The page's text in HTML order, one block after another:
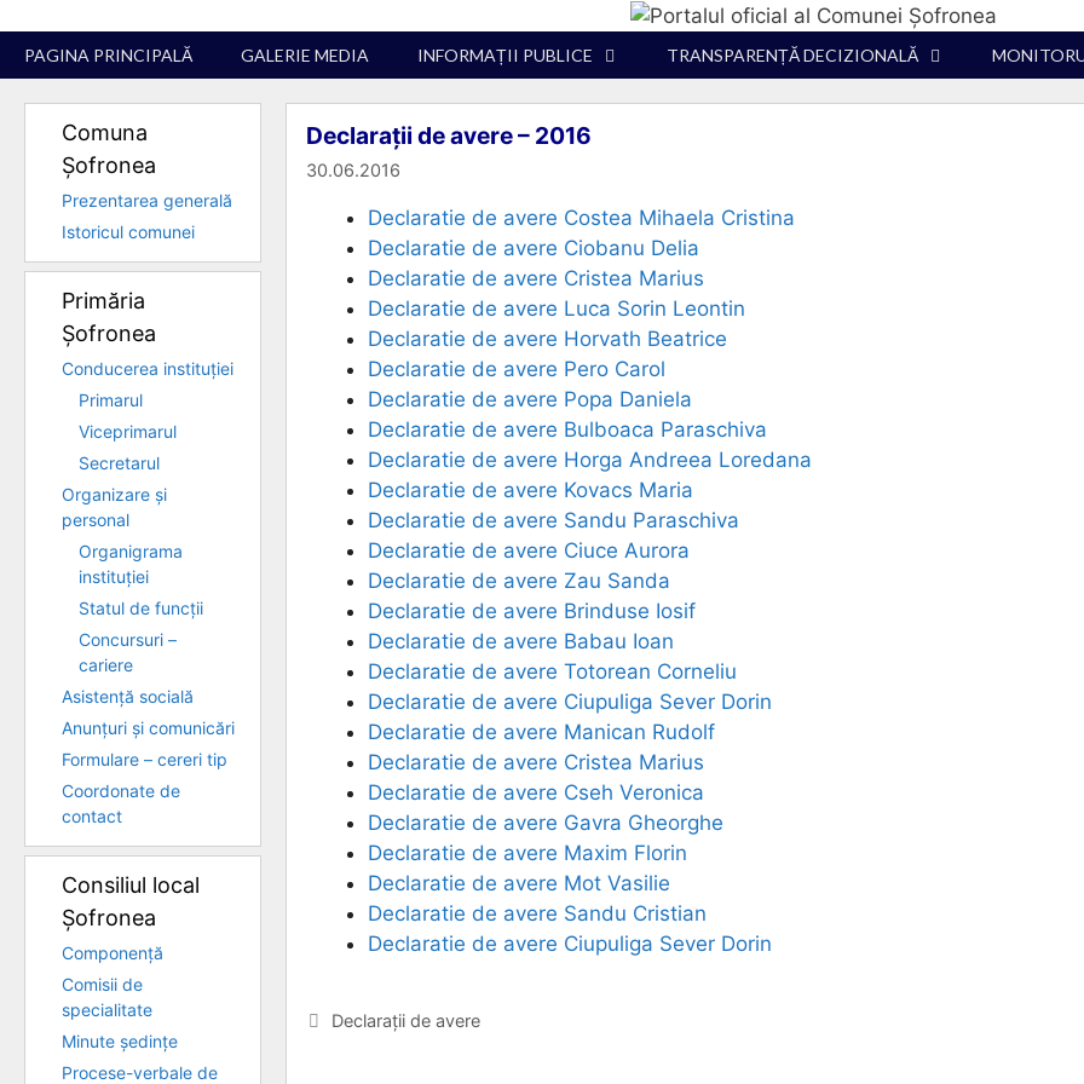
conținut
PAGINA PRINCIPALĂ GALERIE MEDIA INFORMAȚII PUBLICE TRANSPARENȚĂ DECIZIONALĂ
Declarații de avere – 2016
30.06.2016
Declaratie de avere Costea Mihaela Cristina
Declaratie de avere Ciobanu Delia
Declaratie de avere Cristea Marius
Declaratie de avere Luca Sorin Leontin
Declaratie de avere Horvath Beatrice
Declaratie de avere Pero Carol
Declaratie de avere Popa Daniela
Declaratie de avere Bulboaca Paraschiva
Declaratie de avere Horga Andreea Loredana
Declaratie de avere Kovacs Maria
Declaratie de avere Sandu Paraschiva
Declaratie de avere Ciuce Aurora
Declaratie de avere Zau Sanda
Declaratie de avere Brinduse Iosif
Declaratie de avere Babau Ioan
Declaratie de avere Totorean Corneliu
Declaratie de avere Ciupuliga Sever Dorin
Declaratie de avere Manican Rudolf
Declaratie de avere Cristea Marius
Declaratie de avere Cseh Veronica
Declaratie de avere Gavra Gheorghe
Declaratie de avere Maxim Florin
Declaratie de avere Mot Vasilie
Declaratie de avere Sandu Cristian
Declaratie de avere Ciupuliga Sever Dorin
Categorii
Declarații de avere
Comuna
Șofronea
Prezentarea generală
Istoricul comunei
Primăria
Șofronea
Conducerea instituției
Primarul
Viceprimarul
Secretarul
Organizare și
personal
Organigrama
instituției
Statul de funcții
Concursuri –
cariere
Asistență socială
Anunțuri și comunicări
Formulare – cereri tip
Coordonate de
contact
Consiliul local
Șofronea
Componență
Comisii de
specialitate
Minute ședințe
Procese-verbale de